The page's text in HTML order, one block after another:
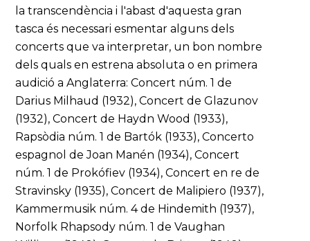
la transcendència i l'abast d'aquesta gran
tasca és necessari esmentar alguns dels
concerts que va interpretar, un bon nombre
dels quals en estrena absoluta o en primera
audició a Anglaterra: Concert núm. 1 de
Darius Milhaud (1932), Concert de Glazunov
(1932), Concert de Haydn Wood (1933),
Rapsòdia núm. 1 de Bartók (1933), Concerto
espagnol de Joan Manén (1934), Concert
núm. 1 de Prokófiev (1934), Concert en re de
Stravinsky (1935), Concert de Malipiero (1937),
Kammermusik núm. 4 de Hindemith (1937),
Norfolk Rhapsody núm. 1 de Vaughan